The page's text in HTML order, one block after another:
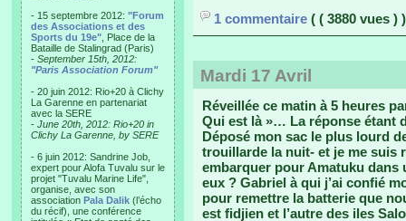
- 15 septembre 2012: "Forum
des Associations et des
Sports du 19e" , Place de la
Bataille de Stalingrad (Paris)
- September 15th, 2012:
"Paris Association Forum"
- 20 juin 2012: Rio+20 à Clichy
La Garenne en partenariat
avec la SERE
- June 20th, 2012: Rio+20 in
Clichy La Garenne, by SERE
- 6 juin 2012: Sandrine Job,
expert pour Alofa Tuvalu sur le
projet "Tuvalu Marine Life",
organise, avec son
association Pala Dalik (l’écho
du récif), une conférence
1 commentaire ( ( 3880 vues ) )
Mardi 17 Avril
Réveillée ce matin à 5 heures
Qui est là »… La réponse étant
Déposé mon sac le plus lourd
trouillarde la nuit- et je me suis
embarquer pour Amatuku
eux ? Gabriel à qui j’ai confié
pour remettre la batterie que
est fidjien et l’autre des iles